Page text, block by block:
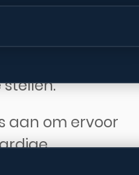
mis is met je
aan om ervoor